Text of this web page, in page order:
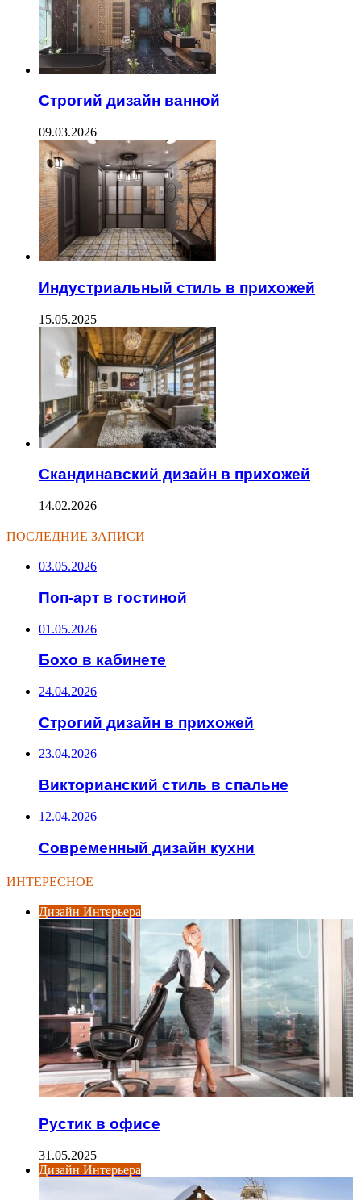
Строгий дизайн ванной
09.03.2026
Индустриальный стиль в прихожей
15.05.2025
Скандинавский дизайн в прихожей
14.02.2026
ПОСЛЕДНИЕ ЗАПИСИ
03.05.2026
Поп-арт в гостиной
01.05.2026
Бохо в кабинете
24.04.2026
Строгий дизайн в прихожей
23.04.2026
Викторианский стиль в спальне
12.04.2026
Современный дизайн кухни
ИНТЕРЕСНОЕ
Дизайн Интерьера
Рустик в офисе
31.05.2025
Дизайн Интерьера